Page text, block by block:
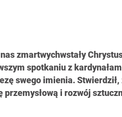
zmartwychwstały
spotkaniu z
swego imienia.
przemysłową i rozwój